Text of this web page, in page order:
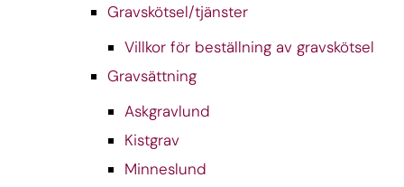
Gravskötsel/tjänster
Villkor för beställning av gravskötsel
Gravsättning
Askgravlund
Kistgrav
Minneslund